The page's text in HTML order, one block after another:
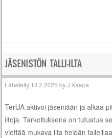
JÄSENISTÖN TALLI-ILTA
Lähetetty 18.2.2025 byJ.Kaapa
TerUA aktivoi jäseniään ja alkaa
iltoja. Tarkoituksena on tutustua
viettää mukava ilta heidän